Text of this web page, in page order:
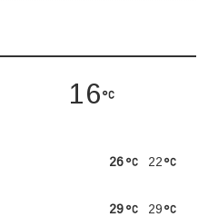
16
22
26
29
29